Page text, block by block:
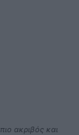
ακριβός και